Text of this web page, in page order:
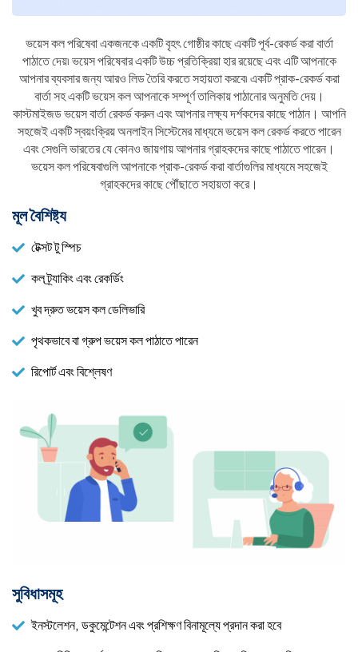
ভয়েস কল পরিষেবা একজনকে একটি বৃহৎ গোষ্ঠীর কাছে একটি পূর্ব-রেকর্ড করা বার্তা
পাঠাতে দেয়৷ ভয়েস পরিষেবার একটি উচ্চ প্রতিক্রিয়া হার রয়েছে এবং এটি আপনাকে
আপনার ব্যবসার জন্য আরও লিড তৈরি করতে সহায়তা করবে৷ একটি প্রাক-রেকর্ড করা
বার্তা সহ একটি ভয়েস কল আপনাকে সম্পূর্ণ তালিকায় পাঠানোর অনুমতি দেয়।
কাস্টমাইজড ভয়েস বার্তা রেকর্ড করুন এবং আপনার লক্ষ্য দর্শকদের কাছে পাঠান। আপনি
সহজেই একটি স্বয়ংক্রিয় অনলাইন সিস্টেমের মাধ্যমে ভয়েস কল রেকর্ড করতে পারেন
এবং সেগুলি ভারতের যে কোনও জায়গায় আপনার গ্রাহকদের কাছে পাঠাতে পারেন।
ভয়েস কল পরিষেবাগুলি আপনাকে প্রাক-রেকর্ড করা বার্তাগুলির মাধ্যমে সহজেই
গ্রাহকদের কাছে পৌঁছাতে সহায়তা করে।
মূল বৈশিষ্ট্য
টেক্সট টু স্পিচ
কল ট্র্যাকিং এবং রেকর্ডিং
খুব দ্রুত ভয়েস কল ডেলিভারি
পৃথকভাবে বা গ্রুপ ভয়েস কল পাঠাতে পারেন
রিপোর্ট এবং বিশ্লেষণ
সুবিধাসমূহ
ইনস্টলেশন, ডকুমেন্টেশন এবং প্রশিক্ষণ বিনামূল্যে প্রদান করা হবে